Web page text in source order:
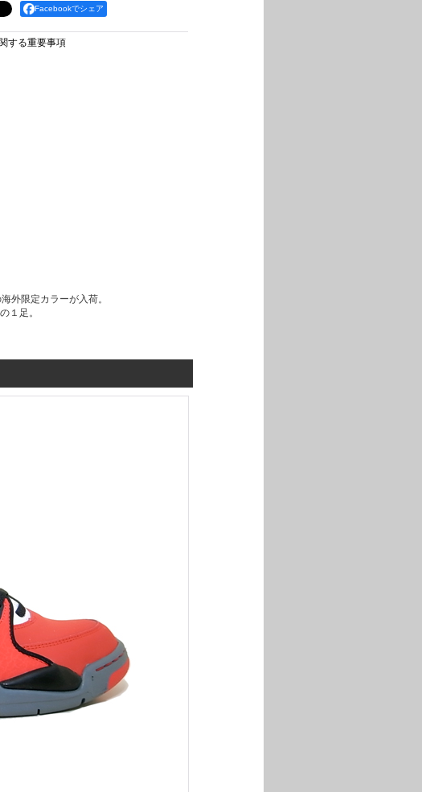
Facebookでシェア
する重要事項
外限定カラーが入荷。
１足。